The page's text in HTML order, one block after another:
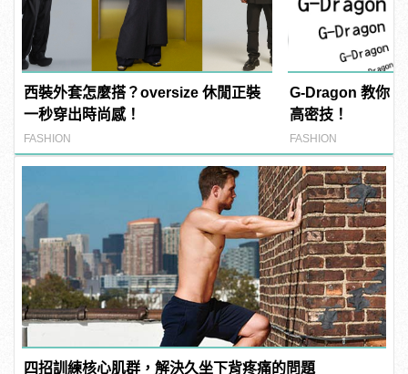
西裝外套怎麼搭？oversize 休閒正裝
一秒穿出時尚感！
FASHION
G-Dragon 教你「
高密技！
FASHION
四招訓練核心肌群，解決久坐下背疼痛的問題